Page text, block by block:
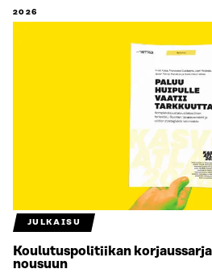
2026
JULKAISU
Koulutuspolitiikan
nousuun